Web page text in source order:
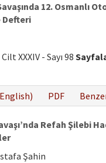
12. Osmanlı
Defteri
XXXIV - Sayı 98
PDF
Refah Şilebi
Şahin